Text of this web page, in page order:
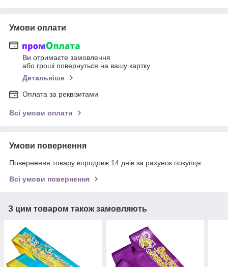
Умови оплати
Ви отримаєте замовлення
або гроші повернуться на вашу картку
Детальніше
Оплата за реквізитами
Всі умови оплати
Умови повернення
Повернення товару впродовж 14 днів за рахунок покупця
Всі умови повернення
З цим товаром також замовляють